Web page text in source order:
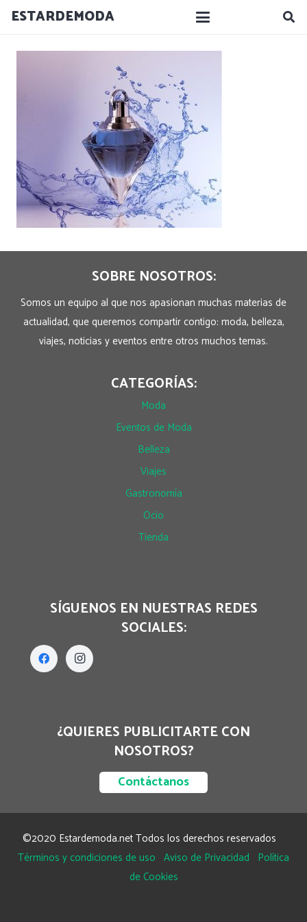
ESTARDEMODA
SOBRE NOSOTROS:
Somos un equipo al que nos apasionan muchas materias de
actualidad, que queremos compartir contigo: moda, belleza,
viajes, noticias y eventos entre otros muchos temas.
CATEGORÍAS:
Moda
Eventos de Moda
Belleza
Viajes
Gastronomía
Ocio
Tienda
SÍGUENOS EN NUESTRAS REDES
SOCIALES:
¿QUIERES PUBLICITARTE CON
NOSOTROS?
Contáctanos
©2020 Estardemoda.net Todos los derechos reservados
Términos y condiciones de uso Aviso de Privacidad Política
de Cookies